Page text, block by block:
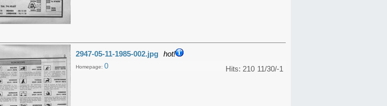
2947-05-11-1985-002.jpg hot!
11/30/-1
Hits: 210
Homepage: 0